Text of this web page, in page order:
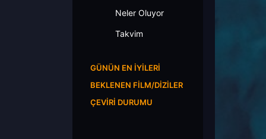
Neler Oluyor
Takvim
GÜNÜN EN İYILERI
BEKLENEN FILM/DIZILER
ÇEVIRI DURUMU